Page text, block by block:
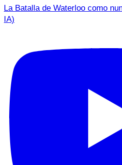
La Batalla de Waterloo como
IA)